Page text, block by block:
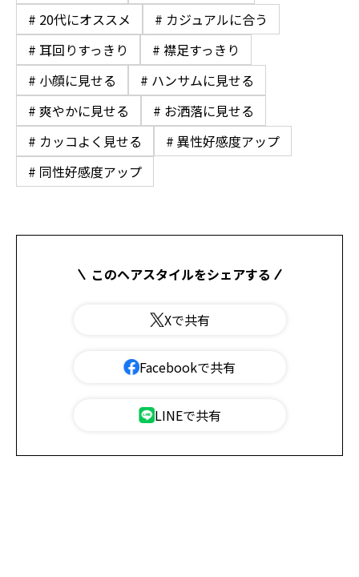
# 20代にオススメ
# カジュアルに合う
# 耳回りすっきり
# 襟足すっきり
# 小顔に見せる
# ハンサムに見せる
# 爽やかに見せる
# お洒落に見せる
# カッコよく見せる
# 異性好感度アップ
# 同性好感度アップ
このヘアスタイルをシェアする
Xで共有
Facebookで共有
LINEで共有